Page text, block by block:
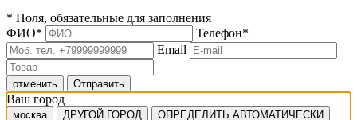
* Поля, обязательные для заполнения
ФИО* Телефон*
Email
отменить Отправить
Ваш город
москва ДРУГОЙ ГОРОД ОПРЕДЕЛИТЬ АВТОМАТИЧЕСКИ